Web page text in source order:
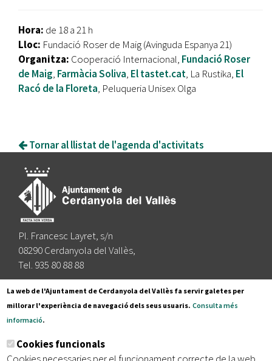
Hora: de 18 a 21 h
Lloc: Fundació Roser de Maig (Avinguda Espanya 21)
Organitza: Cooperació Internacional, Fundació Roser
de Maig, Farmàcia Soliva, El tastet.cat, La Rustika, El
Racó de la Floreta, Peluqueria Unisex Olga
Tornar al llistat de l'agenda d'activitats
Pl. Francesc Layret, s/n
08290 Cerdanyola del Vallès,
Tel. 935 80 88 88
Segueix-nos a:
Subscriu-te al nostre butlletí
La web de l'Ajuntament de Cerdanyola del Vallès fa servir galetes per
millorar l'experiència de navegació dels seus usuaris. Consulta més
informació.
Cookies funcionals